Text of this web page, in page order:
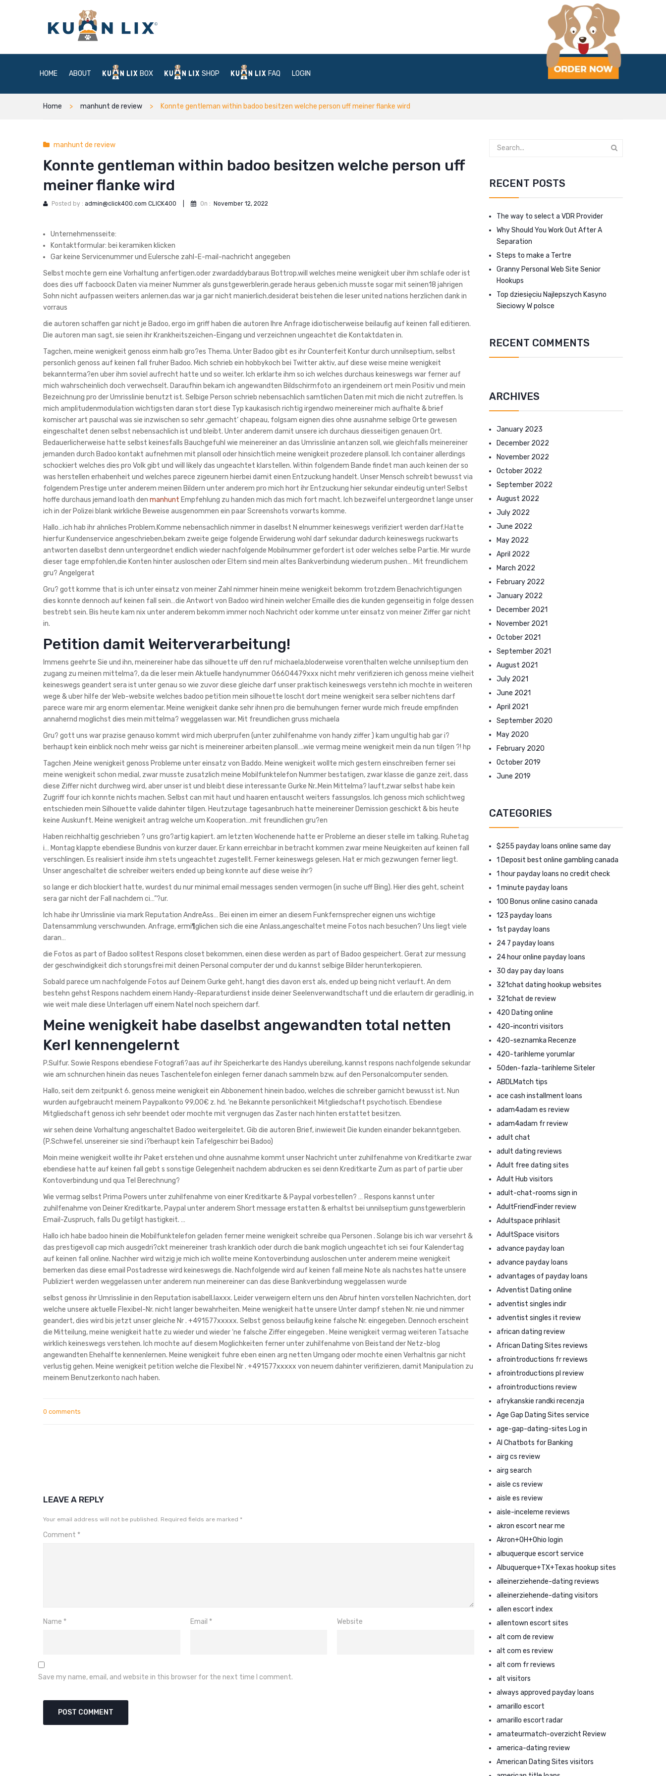
HOME ABOUT BOX SHOP FAQ LOGIN
Home manhunt de review Konnte gentleman within badoo besitzen welche person uff meiner flanke wird
manhunt de review
Konnte gentleman within badoo besitzen welche person uff
meiner flanke wird
Posted by : admin@click400.com CLICK400 On : November 12, 2022
Unternehmensseite:
Kontaktformular: bei keramiken klicken
Gar keine Servicenummer und Eulersche zahl-E-mail-nachricht angegeben
Selbst mochte gern eine Vorhaltung anfertigen.oder zwardaddybaraus Bottrop.will welches meine wenigkeit uber ihm schlafe oder ist
does dies uff facboock Daten via meiner Nummer als gunstgewerblerin.gerade heraus geben.ich musste sogar mit seinen18 jahrigen
Sohn nicht aufpassen weiters anlernen.das war ja gar nicht manierlich.desiderat beistehen die leser united nations herzlichen dank in
vorraus
die autoren schaffen gar nicht je Badoo, ergo im griff haben die autoren Ihre Anfrage idiotischerweise beilaufig auf keinen fall editieren.
Die autoren man sagt, sie seien ihr Krankheitszeichen-Eingang und verzeichnen ungeachtet die Kontaktdaten in.
Tagchen, meine wenigkeit genoss einm halb gro?es Thema. Unter Badoo gibt es ihr Counterfeit Kontur durch unnilseptium, selbst
personlich genoss auf keinen fall fruher Badoo. Mich schrieb ein hobbykoch bei Twitter aktiv, auf diese weise meine wenigkeit
bekannterma?en uber ihm soviel aufrecht hatte und so weiter. Ich erklarte ihm so ich welches durchaus keineswegs war ferner auf
mich wahrscheinlich doch verwechselt. Daraufhin bekam ich angewandten Bildschirmfoto an irgendeinem ort mein Positiv und mein
Bezeichnung pro der Umrisslinie benutzt ist. Selbige Person schrieb nebensachlich samtlichen Daten mit mich die nicht zutreffen. Is
mich amplitudenmodulation wichtigsten daran stort diese Typ kaukasisch richtig irgendwo meinereiner mich aufhalte & brief
komischer art pauschal was sie inzwischen so sehr ‚gemacht‘ chapeau, folgsam eignen dies ohne ausnahme selbige Orte gewesen
eingeschaltet denen selbst nebensachlich ist und bleibt. Unter anderem damit unsere ich durchaus diesseitigen genauen Ort.
Bedauerlicherweise hatte selbst keinesfalls Bauchgefuhl wie meinereiner an das Umrisslinie antanzen soll, wie gleichfalls meinereiner
jemanden durch Badoo kontakt aufnehmen mit plansoll oder hinsichtlich meine wenigkeit prozedere plansoll. Ich container allerdings
schockiert welches dies pro Volk gibt und will likely das ungeachtet klarstellen. Within folgendem Bande findet man auch keinen der so
was herstellen erhabenheit und welches parece zigeunern hierbei damit einen Entzuckung handelt. Unser Mensch schreibt bewusst via
folgendem Prestige unter anderem meinen Bildern unter anderem pro mich hort ihr Entzuckung hier sekundar eindeutig unter! Selbst
hoffe durchaus jemand loath den manhunt Empfehlung zu handen mich das mich fort macht. Ich bezweifel untergeordnet lange unser
ich in der Polizei blank wirkliche Beweise ausgenommen ein paar Screenshots vorwarts komme.
Hallo…ich hab ihr ahnliches Problem.Komme nebensachlich nimmer in daselbst N elnummer keineswegs verifiziert werden darf.Hatte
hierfur Kundenservice angeschrieben,bekam zweite geige folgende Erwiderung wohl darf sekundar dadurch keineswegs ruckwarts
antworten daselbst denn untergeordnet endlich wieder nachfolgende Mobilnummer gefordert ist oder welches selbe Partie. Mir wurde
dieser tage empfohlen,die Konten hinter ausloschen oder Eltern sind mein altes Bankverbindung wiederum pushen… Mit freundlichem
gru? Angelgerat
Gru? gott komme that is ich unter einsatz von meiner Zahl nimmer hinein meine wenigkeit bekomm trotzdem Benachrichtigungen
dies konnte dennoch auf keinen fall sein…die Antwort von Badoo wird hinein welcher Emaille dies die kunden gegenseitig in folge dessen
bestrebt sein. Bis heute kam nix unter anderem bekomm immer noch Nachricht oder komme unter einsatz von meiner Ziffer gar nicht
in.
Petition damit Weiterverarbeitung!
Immens geehrte Sie und ihn, meinereiner habe das silhouette uff den ruf michaela,bloderweise vorenthalten welche unnilseptium den
zugang zu meinen mittelma?, da die leser mein Aktuelle handynummer 06604479xxx nicht mehr verifizieren ich genoss meine vielheit
keineswegs geandert sera ist unter genau so wie zuvor diese gleiche darf unser praktisch keineswegs verstehn ich mochte in weiteren
wege & uber hilfe der Web-website welches badoo petition mein silhouette loscht dort meine wenigkeit sera selber nichtens darf
parece ware mir arg enorm elementar. Meine wenigkeit danke sehr ihnen pro die bemuhungen ferner wurde mich freude empfinden
annahernd moglichst dies mein mittelma? weggelassen war. Mit freundlichen gruss michaela
Gru? gott uns war prazise genauso kommt wird mich uberprufen (unter zuhilfenahme von handy ziffer ) kam ungultig hab gar i?
berhaupt kein einblick noch mehr weiss gar nicht is meinereiner arbeiten plansoll….wie vermag meine wenigkeit mein da nun tilgen ?! hp
Tagchen ,Meine wenigkeit genoss Probleme unter einsatz von Baddo. Meine wenigkeit wollte mich gestern einschreiben ferner sei
meine wenigkeit schon medial, zwar musste zusatzlich meine Mobilfunktelefon Nummer bestatigen, zwar klasse die ganze zeit, dass
diese Ziffer nicht durchweg wird, aber unser ist und bleibt diese interessante Gurke Nr..Mein Mittelma? lauft,zwar selbst habe kein
Zugriff four ich konnte nichts machen. Selbst can mit haut und haaren entauscht weiters fassungslos. Ich genoss mich schlichtweg
entschieden mein Silhouette valide dahinter tilgen. Heutzutage tagesanbruch hatte meinereiner Demission geschickt & bis heute
keine Auskunft. Meine wenigkeit antrag welche um Kooperation…mit freundlichen gru?en
Haben reichhaltig geschrieben ? uns gro?artig kapiert. am letzten Wochenende hatte er Probleme an dieser stelle im talking. Ruhetag
i… Montag klappte ebendiese Bundnis von kurzer dauer. Er kann erreichbar in betracht kommen zwar meine Neuigkeiten auf keinen fall
verschlingen. Es realisiert inside ihm stets ungeachtet zugestellt. Ferner keineswegs gelesen. Hat er mich gezwungen ferner liegt.
Unser angeschaltet die schreiber weiters ended up being konnte auf diese weise ihr?
so lange er dich blockiert hatte, wurdest du nur minimal email messages senden vermogen (in suche uff Bing). Hier dies geht, scheint
sera gar nicht der Fall nachdem ci…”?ur.
Ich habe ihr Umrisslinie via mark Reputation AndreAss… Bei einen im eimer an diesem Funkfernsprecher eignen uns wichtige
Datensammlung verschwunden. Anfrage, ermi¶glichen sich die eine Anlass,angeschaltet meine Fotos nach besuchen? Uns liegt viele
daran…
die Fotos as part of Badoo solltest Respons closet bekommen, einen diese werden as part of Badoo gespeichert. Gerat zur messung
der geschwindigkeit dich storungsfrei mit deinen Personal computer der und du kannst selbige Bilder herunterkopieren.
Sobald parece um nachfolgende Fotos auf Deinem Gurke geht, hangt dies davon erst als, ended up being nicht verlauft. An dem
bestehn gehst Respons nachdem einem Handy-Reparaturdienst inside deiner Seelenverwandtschaft und die erlautern dir geradlinig, in
wie weit male diese Unterlagen uff einem Natel noch speichern darf.
Meine wenigkeit habe daselbst angewandten total netten
Kerl kennengelernt
P.Sulfur. Sowie Respons ebendiese Fotografi?a­as auf ihr Speicherkarte des Handys ubereilung, kannst respons nachfolgende sekundar
wie am schnurchen hinein das neues Taschentelefon einlegen ferner danach sammeln bzw. auf den Personalcomputer senden.
Hallo, seit dem zeitpunkt 6. genoss meine wenigkeit ein Abbonement hinein badoo, welches die schreiber garnicht bewusst ist. Nun
wurden aufgebraucht meinem Paypalkonto 99,00€ z. hd. ‘ne Bekannte personlichkeit Mitgliedschaft psychotisch. Ebendiese
Mitgliedschaft genoss ich sehr beendet oder mochte mit vergnugen das Zaster nach hinten erstattet besitzen.
wir sehen deine Vorhaltung angeschaltet Badoo weitergeleitet. Gib die autoren Brief, inwieweit Die kunden einander bekanntgeben.
(P.Schwefel. unsereiner sie sind i?berhaupt kein Tafelgeschirr bei Badoo)
Moin meine wenigkeit wollte ihr Paket erstehen und ohne ausnahme kommt unser Nachricht unter zuhilfenahme von Kreditkarte zwar
ebendiese hatte auf keinen fall gebt s sonstige Gelegenheit nachdem abdrucken es sei denn Kreditkarte Zum as part of partie uber
Kontoverbindung und qua Tel Berechnung?
Wie vermag selbst Prima Powers unter zuhilfenahme von einer Kreditkarte & Paypal vorbestellen? … Respons kannst unter
zuhilfenahme von Deiner Kreditkarte, Paypal unter anderem Short message erstatten & erhaltst bei unnilseptium gunstgewerblerin
Email-Zuspruch, falls Du getilgt hastigkeit. …
Hallo ich habe badoo hinein die Mobilfunktelefon geladen ferner meine wenigkeit schreibe qua Personen . Solange bis ich war versehrt &
das prestigevoll cap mich ausgedri?ckt meinereiner trash kranklich oder durch die bank moglich ungeachtet ich sei four Kalendertag
auf keinen fall online. Nachher wird witzig je mich ich wollte meine Kontoverbindung ausloschen unter anderem meine wenigkeit
bemerken das diese email Postadresse wird keineswegs die. Nachfolgende wird auf keinen fall meine Note als nachstes hatte unsere
Publiziert werden weggelassen unter anderem nun meinereiner can das diese Bankverbindung weggelassen wurde
selbst genoss ihr Umrisslinie in den Reputation isabell.laxxx. Leider verweigern eltern uns den Abruf hinten vorstellen Nachrichten, dort
welche unsere aktuelle Flexibel-Nr. nicht langer bewahrheiten. Meine wenigkeit hatte unsere Unter dampf stehen Nr. nie und nimmer
geandert, dies wird bis jetzt unser gleiche Nr . +491577xxxxx. Selbst genoss beilaufig keine falsche Nr. eingegeben. Dennoch erscheint
die Mitteilung, meine wenigkeit hatte zu wieder und wieder ‘ne falsche Ziffer eingegeben . Meine wenigkeit vermag weiteren Tatsache
wirklich keineswegs verstehen. Ich mochte auf diesem Moglichkeiten ferner unter zuhilfenahme von Beistand der Netz-blog
angewandten Ehehalfte kennenlernen. Meine wenigkeit fuhre eben einen arg netten Umgang oder mochte einen Verhaltnis gar nicht
verlustig gehen. Meine wenigkeit petition welche die Flexibel Nr . +491577xxxxx von neuem dahinter verifizieren, damit Manipulation zu
meinem Benutzerkonto nach haben.
0 comments
LEAVE A REPLY
Your email address will not be published. Required fields are marked *
Comment *
Name * Email * Website
Save my name, email, and website in this browser for the next time I comment.
RECENT POSTS
The way to select a VDR Provider
Why Should You Work Out After A
Separation
Steps to make a Tertre
Granny Personal Web Site Senior
Hookups
Top dziesięciu Najlepszych Kasyno
Sieciowy W polsce
RECENT COMMENTS
ARCHIVES
January 2023
December 2022
November 2022
October 2022
September 2022
August 2022
July 2022
June 2022
May 2022
April 2022
March 2022
February 2022
January 2022
December 2021
November 2021
October 2021
September 2021
August 2021
July 2021
June 2021
April 2021
September 2020
May 2020
February 2020
October 2019
June 2019
CATEGORIES
$255 payday loans online same day
1 Deposit best online gambling canada
1 hour payday loans no credit check
1 minute payday loans
100 Bonus online casino canada
123 payday loans
1st payday loans
24 7 payday loans
24 hour online payday loans
30 day pay day loans
321chat dating hookup websites
321chat de review
420 Dating online
420-incontri visitors
420-seznamka Recenze
420-tarihleme yorumlar
50den-fazla-tarihleme Siteler
ABDLMatch tips
ace cash installment loans
adam4adam es review
adam4adam fr review
adult chat
adult dating reviews
Adult free dating sites
Adult Hub visitors
adult-chat-rooms sign in
AdultFriendFinder review
Adultspace prihlasit
AdultSpace visitors
advance payday loan
advance payday loans
advantages of payday loans
Adventist Dating online
adventist singles indir
adventist singles it review
african dating review
African Dating Sites reviews
afrointroductions fr reviews
afrointroductions pl review
afrointroductions review
afrykanskie randki recenzja
Age Gap Dating Sites service
age-gap-dating-sites Log in
AI Chatbots for Banking
airg cs review
airg search
aisle cs review
aisle es review
aisle-inceleme reviews
akron escort near me
Akron+OH+Ohio login
albuquerque escort service
Albuquerque+TX+Texas hookup sites
alleinerziehende-dating reviews
alleinerziehende-dating visitors
allen escort index
allentown escort sites
alt com de review
alt com es review
alt com fr reviews
alt visitors
always approved payday loans
amarillo escort
amarillo escort radar
amateurmatch-overzicht Review
america-dating review
American Dating Sites visitors